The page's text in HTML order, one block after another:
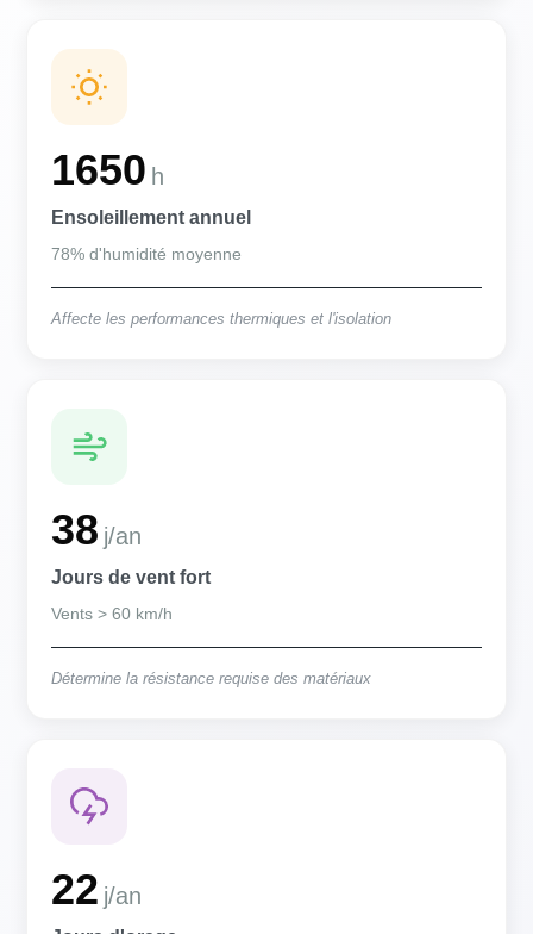
1650 h
Ensoleillement annuel
78% d'humidité moyenne
Affecte les performances thermiques et l'isolation
38 j/an
Jours de vent fort
Vents > 60 km/h
Détermine la résistance requise des matériaux
22 j/an